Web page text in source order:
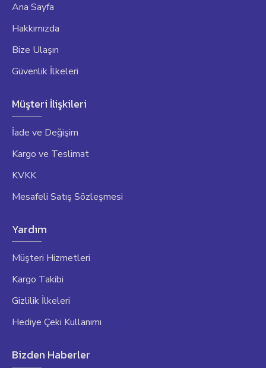
Ana Sayfa
Hakkımızda
Bize Ulaşın
Güvenlik İlkeleri
Müşteri İlişkileri
İade ve Değişim
Kargo ve Teslimat
KVKK
Mesafeli Satış Sözleşmesi
Yardım
Müşteri Hizmetleri
Kargo Takibi
Gizlilik İlkeleri
Hediye Çeki Kullanımı
Bizden Haberler